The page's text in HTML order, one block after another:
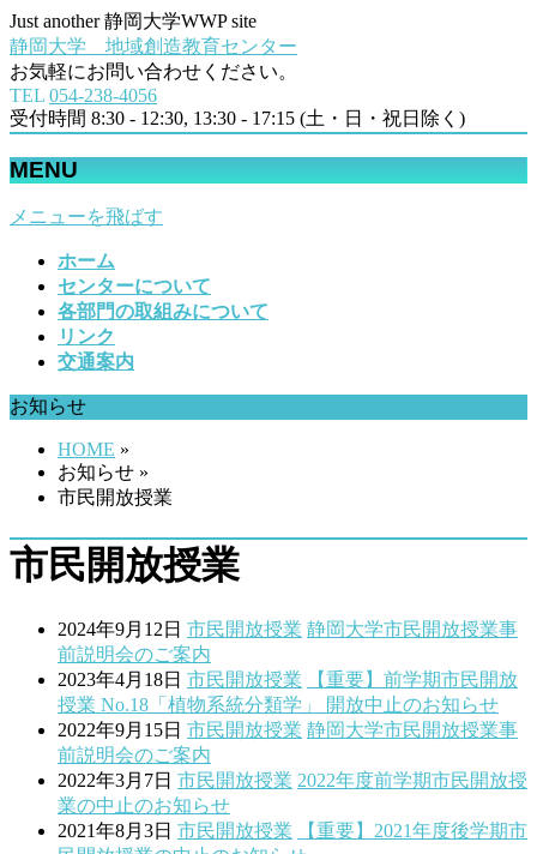
Just another 静岡大学WWP site
静岡大学 地域創造教育センター
お気軽にお問い合わせください。
TEL 054‐238-4056
受付時間 8:30 - 12:30, 13:30 - 17:15 (土・日・祝日除く)
MENU
メニューを飛ばす
ホーム
センターについて
各部門の取組みについて
リンク
交通案内
お知らせ
HOME »
お知らせ »
市民開放授業
市民開放授業
2024年9月12日 市民開放授業 静岡大学市民開放授業事
前説明会のご案内
2023年4月18日 市民開放授業
【重要】前学期市民開放
授業 No.18「植物系統分類学」 開放中止のお知らせ
2022年9月15日 市民開放授業 静岡大学市民開放授業事
前説明会のご案内
2022年3月7日 市民開放授業 2022年度前学期市民開放授
業の中止のお知らせ
2021年8月3日 市民開放授業
【重要】2021年度後学期市